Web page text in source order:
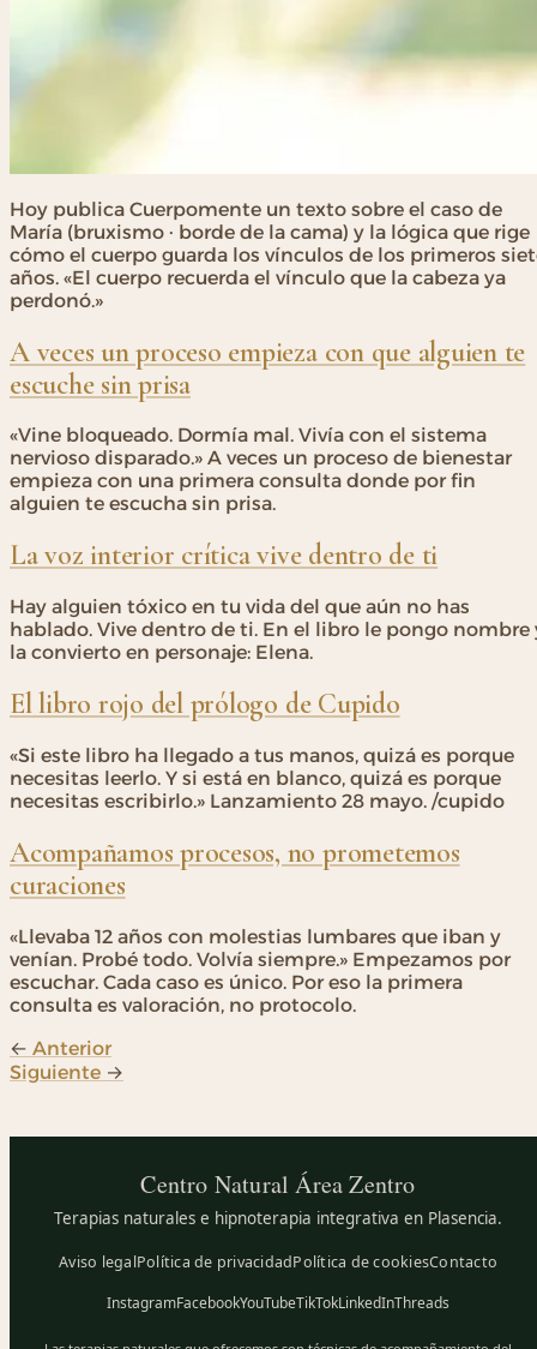
Hoy publica Cuerpomente un texto sobre el caso de
María (bruxismo · borde de la cama) y la lógica que rige
cómo el cuerpo guarda los vínculos de los primeros
años. «El cuerpo recuerda el vínculo que la cabeza ya
perdonó.»
A veces un proceso empieza con que alguien te
escuche sin prisa
«Vine bloqueado. Dormía mal. Vivía con el sistema
nervioso disparado.» A veces un proceso de bienestar
empieza con una primera consulta donde por fin
alguien te escucha sin prisa.
La voz interior crítica vive dentro de ti
Hay alguien tóxico en tu vida del que aún no has
hablado. Vive dentro de ti. En el libro le pongo nombre
la convierto en personaje: Elena.
El libro rojo del prólogo de Cupido
«Si este libro ha llegado a tus manos, quizá es porque
necesitas leerlo. Y si está en blanco, quizá es porque
necesitas escribirlo.» Lanzamiento 28 mayo. /cupido
Acompañamos procesos, no prometemos
curaciones
«Llevaba 12 años con molestias lumbares que iban y
venían. Probé todo. Volvía siempre.» Empezamos por
escuchar. Cada caso es único. Por eso la primera
consulta es valoración, no protocolo.
← Anterior
Siguiente →
Centro NaturalÁrea Zentro
Terapias naturales e hipnoterapia integrativa en Plasencia.
Aviso legalPolítica de privacidadPolítica de cookiesContacto
InstagramFacebookYouTubeTikTokLinkedInThreads